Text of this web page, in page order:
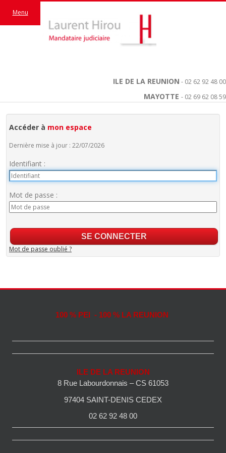
ILE DE LA REUNION - 02 62 92 48 00
MAYOTTE - 02 69 62 08 59
Menu
Accéder à mon espace
Dernière mise à jour : 22/07/2026
Identifiant :
Mot de passe :
Mot de passe oublié ?
100 % PEI - 100 % LA REUNION
ILE DE LA REUNION
8 Rue Labourdonnais – CS 61053
97404 SAINT-DENIS CEDEX
02 62 92 48 00